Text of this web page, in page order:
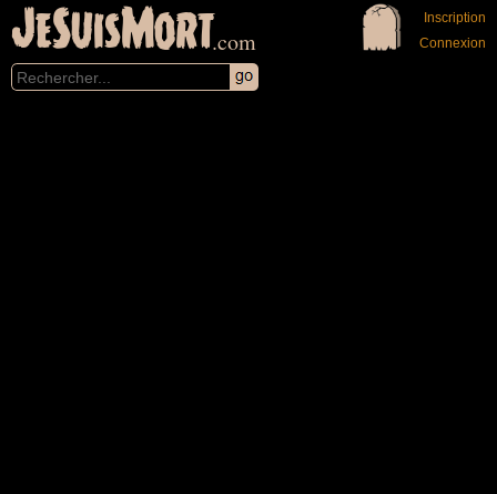
JeSuisMort.com
Inscription
Connexion